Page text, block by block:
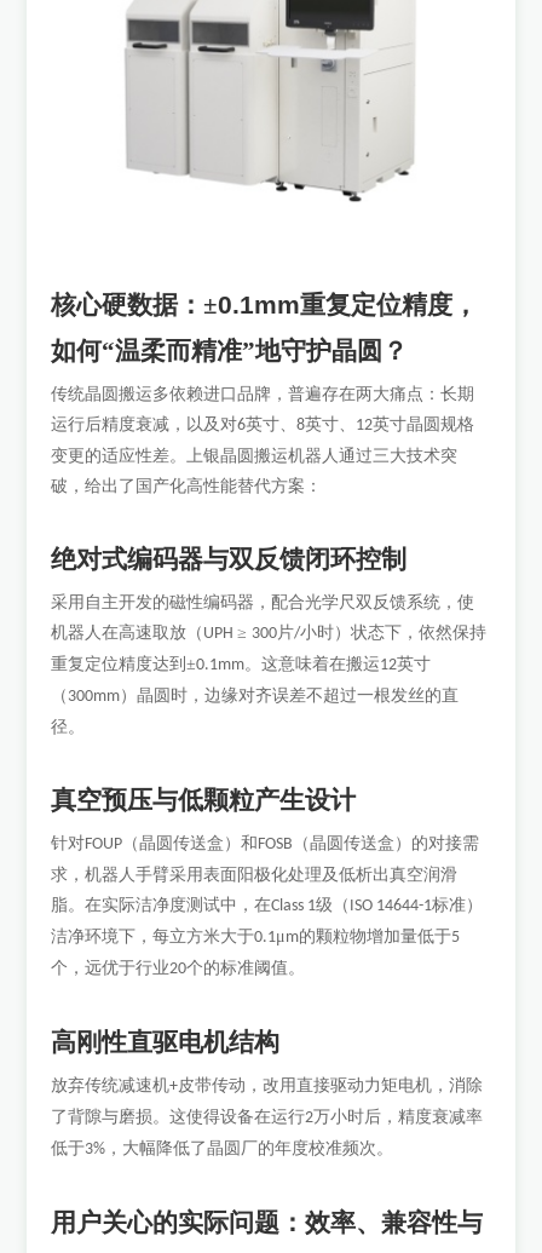
核心硬数据：±0.1mm重复定位精度，
如何“温柔而精准”地守护晶圆？
传统晶圆搬运多依赖进口品牌，普遍存在两大痛点：长期
运行后精度衰减，以及对6英寸、8英寸、 12英寸晶圆规格
变更的适应性差。上银晶圆搬运机器人通过三大技术突
破，给出了国产化高性能替代方案：
绝对式编码器与双反馈闭环控制
采用自主开发的磁性编码器，配合光学尺双反馈系统，使
机器人在高速取放（ UPH≥ 300片/小时）状态下，依然保持
重复定位精度达到±0.1mm。这意味着在搬运12英寸
（ 300mm）晶圆时，边缘对齐误差不超过一根发丝的直
径。
真空预压与低颗粒产生设计
针对FOUP （晶圆传送盒）和 FOSB （晶圆传送盒）的对接需
求，机器人手臂采用表面阳极化处理及低析出真空润滑
脂。在实际洁净度测试中，在Class 1级（ ISO 14644-1标准）
洁净环境下，每立方米大于0.1μm的颗粒物增加量低于5
个，远优于行业20个的标准阈值。
高刚性直驱电机结构
放弃传统减速机+皮带传动，改用直接驱动力矩电机，消除
了背隙与磨损。这使得设备在运行2万小时后，精度衰减率
低于3% ，大幅降低了晶圆厂的年度校准频次。
用户关心的实际问题：效率、兼容性与